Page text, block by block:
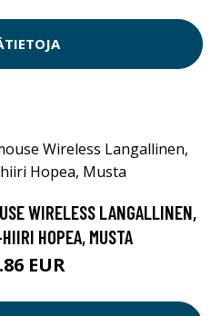
WIRELESS LANGALLINEN,
HOPEA, MUSTA
EUR